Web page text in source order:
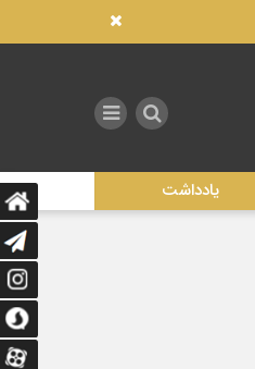
یادداشت
تاثیر عدالت در توزیع امکانات